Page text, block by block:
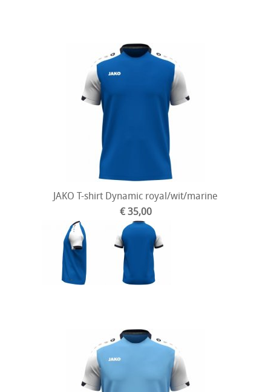
JAKO T-shirt Dynamic royal/wit/marine
€ 35,00